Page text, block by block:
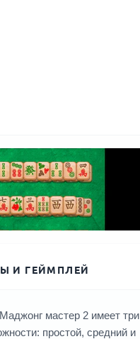
И ГЕЙМПЛЕЙ
мастер 2 имеет три
простой, средний и